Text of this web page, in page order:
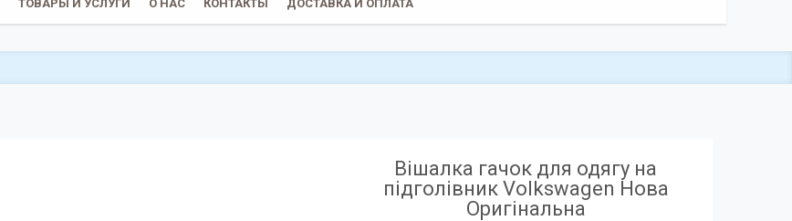
ТОВАРЫ И УСЛУГИ О НАС КОНТАКТЫ ДОСТАВКА И ОПЛАТА
Вішалка гачок для одягу на
підголівник Volkswagen Нова
Оригінальна